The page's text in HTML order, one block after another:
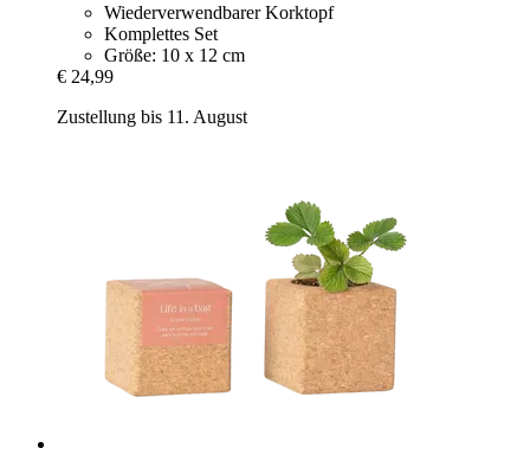
Wiederverwendbarer Korktopf
Komplettes Set
Größe: 10 x 12 cm
€ 24,99
Zustellung bis 11. August